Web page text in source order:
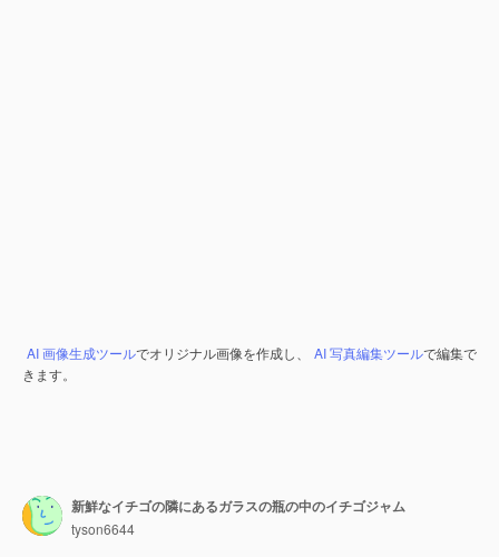
AI 画像生成ツールでオリジナル画像を作成し、 AI 写真編集ツールで編集で
きます。
新鮮なイチゴの隣にあるガラスの瓶の中のイチゴジャム
tyson6644